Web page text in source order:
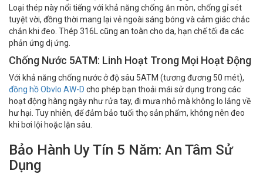
Loại thép này nổi tiếng với khả năng chống ăn mòn, chống gỉ sét
tuyệt vời, đồng thời mang lại vẻ ngoài sáng bóng và cảm giác chắc
chắn khi đeo. Thép 316L cũng an toàn cho da, hạn chế tối đa các
phản ứng dị ứng.
Chống Nước 5ATM: Linh Hoạt Trong Mọi Hoạt Động
Với khả năng chống nước ở độ sâu 5ATM (tương đương 50 mét),
đồng hồ Obvlo AW-D cho phép bạn thoải mái sử dụng trong các
hoạt động hàng ngày như rửa tay, đi mưa nhỏ mà không lo lắng về
hư hại. Tuy nhiên, để đảm bảo tuổi thọ sản phẩm, không nên đeo
khi bơi lội hoặc lặn sâu.
Bảo Hành Uy Tín 5 Năm: An Tâm Sử
Dụng